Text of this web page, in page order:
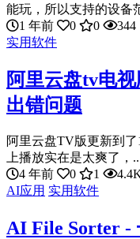
能玩，所以支持的设备
1 年前
0 0
344
实用软件
阿里云盘tv电
出错问题
阿里云盘TV版更新到
上播放实在是太爽了，
4 年前
0 1
AI应用 实用软件
AI File Sorter -